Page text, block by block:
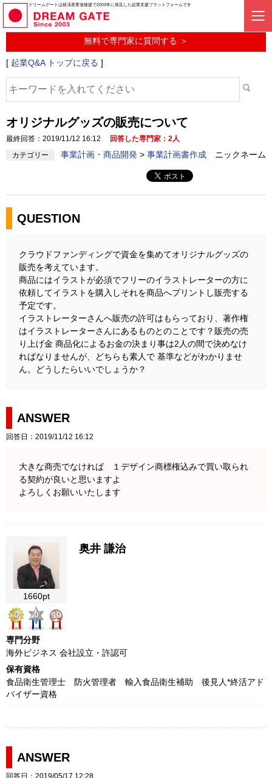
ドリームゲートは経済産業省後援で2003年に発足した起業支援プラットフォームです
起業に関するみんなの質問投稿サービス
起業Q&A
無料で専門家に質問する ＞
[ 起業Q&A トップに戻る ]
オリジナルグッズの販売について
最終回答：2019/11/12 16:12
回答した専門家：2人
カテゴリー
事業計画・商品開発 > 事業計画書作成 ニックネーム
QUESTION
クラウドファンディングで資金を集めてオリジナルグッズの
販売を考えています。
商品にはイラストが必須でフリーのイラストレーターの方に
依頼してイラストを購入しそれを商品へプリントし販売する
予定です。
イラストレーターさんへ販売の許可はもらっており、著作権
はイラストレーターさんにあるものとのことです？販売の売
り上げ金 商品化によるお金の決まり事は2人の間で決めなけ
ればなりませんが、どちらも素人で 基準などがわかりませ
ん。どうしたらいいでしょうか？
ANSWER
回答日：2019/11/12 16:12
大きな商売でなければ １デザイン商標権込みで買い取られ
る契約が良いと思いますよ
よろしくお願いいたします
1660pt
0
0 10
奥井 謙治
専門分野
海外ビジネス 会社設立・許認可
保有資格
食品衛生管理士 防火管理者 輸入食品衛生補助 後見人*終活アド
バイザー資格
ANSWER
回答日：2019/05/17 12:28